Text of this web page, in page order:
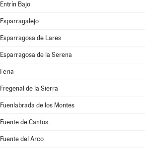
Entrín Bajo
Esparragalejo
Esparragosa de Lares
Esparragosa de la Serena
Feria
Fregenal de la Sierra
Fuenlabrada de los Montes
Fuente de Cantos
Fuente del Arco